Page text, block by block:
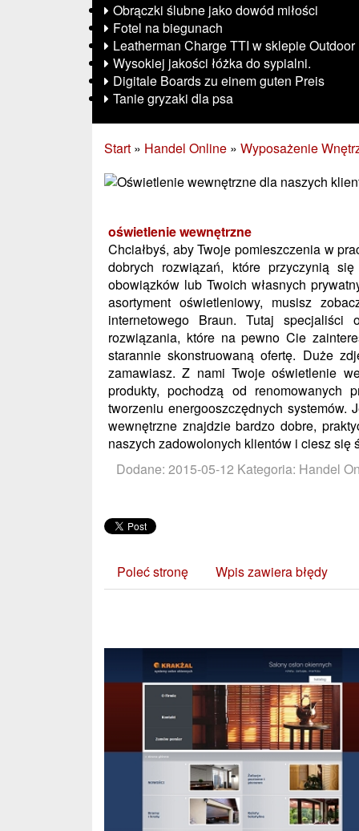
Obrączki ślubne jako dowód miłości
Fotel na biegunach
Leatherman Charge TTI w sklepie Outdoor
Wysokiej jakości łóżka do sypialni.
Digitale Boards zu einem guten Preis
Tanie gryzaki dla psa
Start » Handel Online » Wyposażenie
oświetlenie wewnętrzne
Chciałbyś, aby Twoje pomieszczenia w
dobrych rozwiązań, które przyczynią
obowiązków lub Twoich własnych
asortyment oświetleniowy, musisz
internetowego Braun. Tutaj
rozwiązania, które na pewno Cie
starannie skonstruowaną ofertę. Duże
zamawiasz. Z nami Twoje oświetlenie
produkty, pochodzą od renomowanych
tworzeniu energooszczędnych
wewnętrzne znajdzie bardzo dobre,
naszych zadowolonych klientów i ciesz się
Dodane: 2015-05-12 Kategoria: Handel
Poleć stronę Wpis zawiera błędy